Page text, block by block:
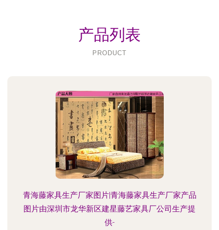
产品列表
PRODUCT
青海藤家具生产厂家图片|青海藤家具生产厂家产品
图片由深圳市龙华新区建星藤艺家具厂公司生产提
供-